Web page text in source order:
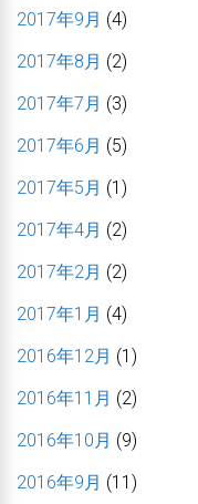
2017年9月 (4)
2017年8月 (2)
2017年7月 (3)
2017年6月 (5)
2017年5月 (1)
2017年4月 (2)
2017年2月 (2)
2017年1月 (4)
2016年12月 (1)
2016年11月 (2)
2016年10月 (9)
2016年9月 (11)